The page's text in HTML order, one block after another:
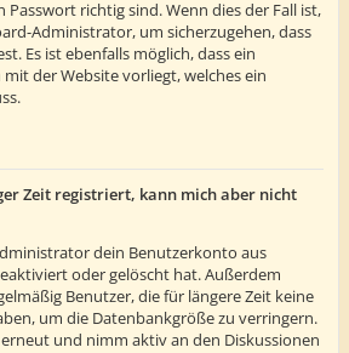
richtig sind. Wenn dies der Fall ist,
Administrator, um sicherzugehen, dass
Es ist ebenfalls möglich, dass ein
der Website vorliegt, welches ein
Zeit registriert, kann mich aber nicht
dein Benutzerkonto aus
oder gelöscht hat. Außerdem
Benutzer, die für längere Zeit keine
um die Datenbankgröße zu verringern.
und nimm aktiv an den Diskussionen